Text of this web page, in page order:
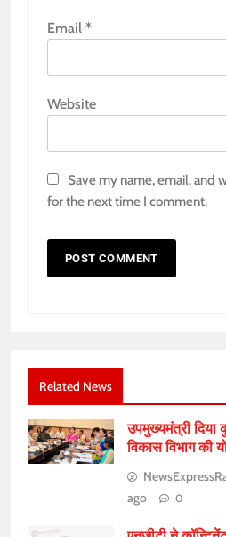
Email *
Website
Save my name, email, and
for the next time I comment.
Related News
उपमुख्यमंत्री दिया
विकास विभाग की
ago
0